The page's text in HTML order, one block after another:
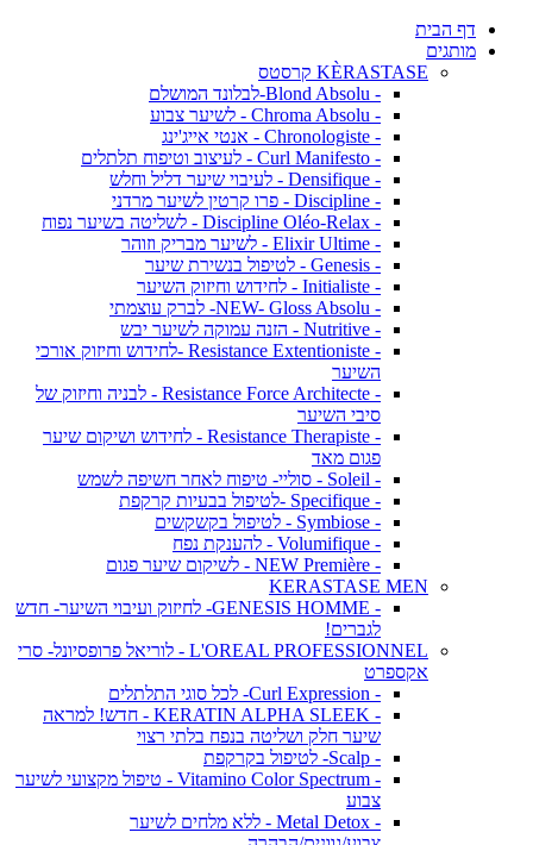
דף הבית
מותגים
KÈRASTASE קרסטס
- Blond Absolu-לבלונד המושלם
- Chroma Absolu - לשיער צבוע
- Chronologiste - אנטי אייג'ינג
- Curl Manifesto - לעיצוב וטיפוח תלתלים
- Densifique - לעיבוי שיער דליל וחלש
- Discipline - פרו קרטין לשיער מרדני
- Discipline Oléo-Relax - לשליטה בשיער נפוח
- Elixir Ultime - לשיער מבריק וזוהר
- Genesis - לטיפול בנשירת שיער
- Initialiste - לחידוש וחיזוק השיער
- NEW- Gloss Absolu- לברק עוצמתי
- Nutritive - הזנה עמוקה לשיער יבש
- Resistance Extentioniste -לחידוש וחיזוק אורכי
השיער
- Resistance Force Architecte - לבניה וחיזוק של
סיבי השיער
- Resistance Therapiste - לחידוש ושיקום שיער
פגום מאד
- Soleil - סוליי- טיפוח לאחר חשיפה לשמש
- Specifique -לטיפול בבעיות קרקפת
- Symbiose - לטיפול בקשקשים
- Volumifique - להענקת נפח
- NEW Première - לשיקום שיער פגום
KERASTASE MEN
- GENESIS HOMME- לחיזוק ועיבוי השיער- חדש
לגברים!
L'OREAL PROFESSIONNEL - לוריאל פרופסיונל- סרי
אקספרט
- Curl Expression- לכל סוגי התלתלים
- KERATIN ALPHA SLEEK - חדש! למראה
שיער חלק ושליטה בנפח בלתי רצוי
- Scalp- לטיפול בקרקפת
- Vitamino Color Spectrum - טיפול מקצועי לשיער
צבוע
- Metal Detox - ללא מלחים לשיער